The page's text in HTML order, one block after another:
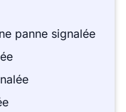
panne signalée